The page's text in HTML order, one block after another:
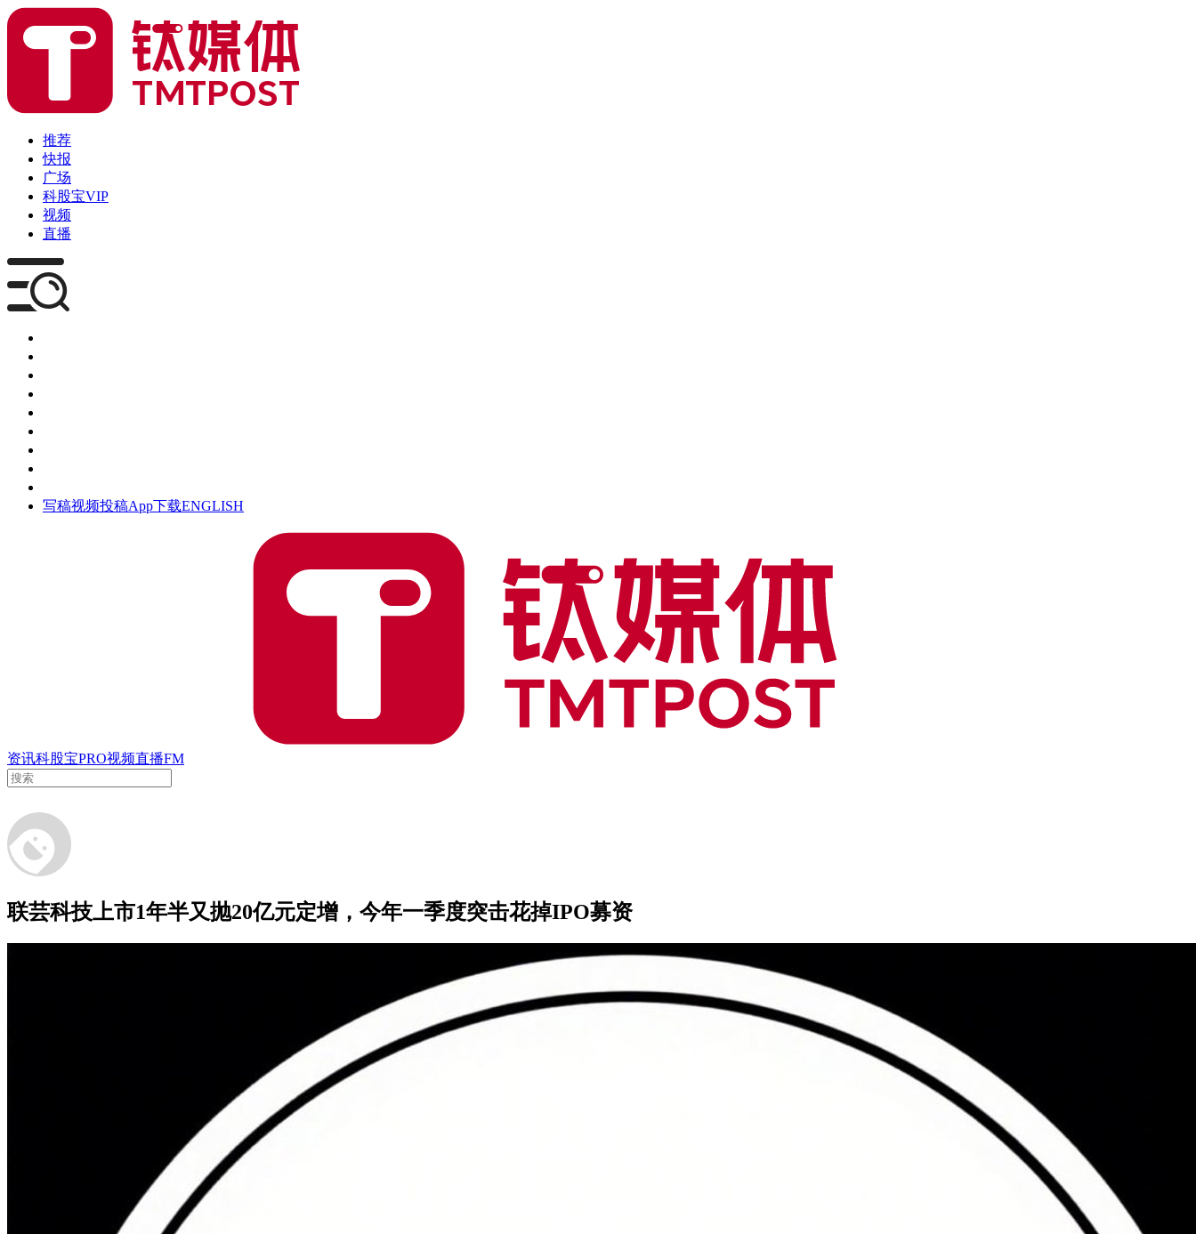
推荐
快报
广场
科股宝VIP
视频
直播
写稿视频投稿App下载ENGLISH
资讯科股宝PRO视频直播FM
联芸科技上市1年半又抛20亿元定增，今年一季度突击花掉IPO募资